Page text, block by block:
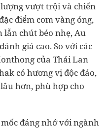
vượt trội và chiến
điểm cơm vàng óng,
lẫn chút béo nhẹ, Au
giá cao. So với các
của Thái Lan
có hương vị độc đáo,
hơn, phù hợp cho
đáng nhớ với ngành